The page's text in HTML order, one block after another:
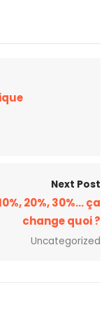
Next Post
20%, 30%… ça
change quoi ?
Uncategorized